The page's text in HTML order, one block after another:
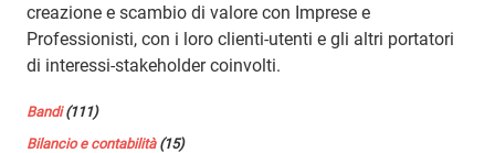
creazione e scambio di valore con Imprese e
Professionisti, con i loro clienti-utenti e gli altri portatori
di interessi-stakeholder coinvolti.
Bandi(111)
Bilancio e contabilità(15)